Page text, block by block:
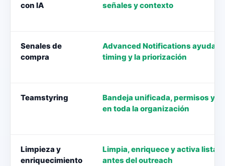
con IA
señales y contexto
Senales de
compra
Advanced Notifications ayuda
timing y la priorización
Teamstyring
Bandeja unificada, permisos y
en toda la organización
Limpieza y
enriquecimiento
Limpia, enriquece y activa listas
antes del outreach